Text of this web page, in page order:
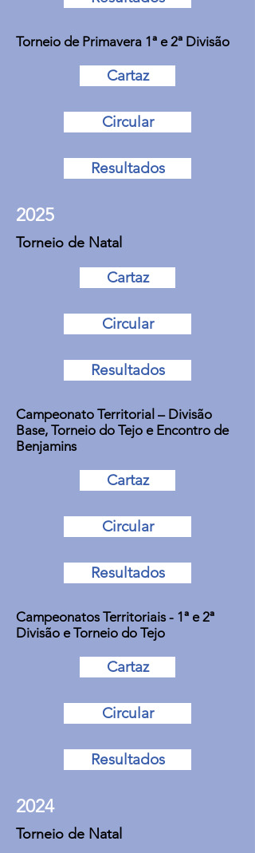
Torneio de Primavera 1ª e 2ª Divisão
Cartaz
Circular
Resultados
2025
Torneio de Natal
Cartaz
Circular
Resultados
Campeonato Territorial – Divisão
Base, Torneio do Tejo e Encontro de
Benjamins
Cartaz
Circular
Resultados
Campeonatos Territoriais - 1ª e 2ª
Divisão e Torneio do Tejo
Cartaz
Circular
Resultados
2024
Torneio de Natal